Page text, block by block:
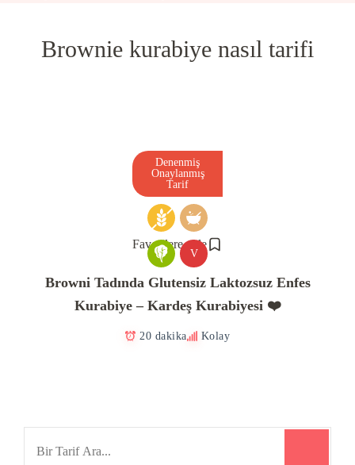
Brownie kurabiye nasıl tarifi
Favorilere ekle
Denenmiş
Onaylanmış
Tarif
V
Browni Tadında Glutensiz Laktozsuz Enfes
Kurabiye – Kardeş Kurabiyesi ❤️
20 dakika Kolay